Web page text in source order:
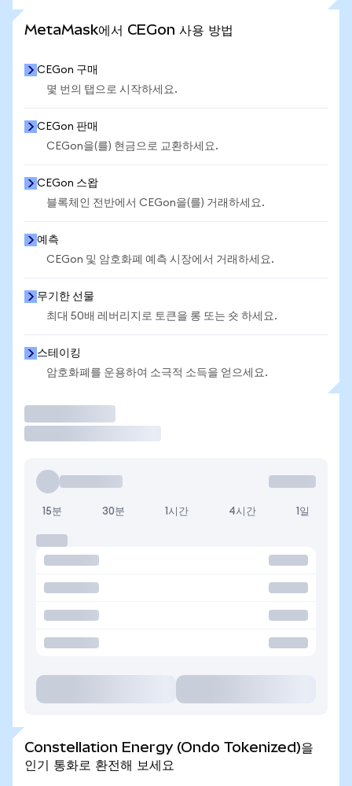
MetaMask에서 CEGon 사용 방법
CEGon 구매
몇 번의 탭으로 시작하세요.
CEGon 판매
CEGon을(를) 현금으로 교환하세요.
CEGon 스왑
블록체인 전반에서 CEGon을(를) 거래하세요.
예측
CEGon 및 암호화폐 예측 시장에서 거래하세요.
무기한 선물
최대 50배 레버리지로 토큰을 롱 또는 숏 하세요.
스테이킹
암호화폐를 운용하여 소극적 소득을 얻으세요.
15분 30분 1시간 4시간 1일
Constellation Energy (Ondo Tokenized)을
인기 통화로 환전해 보세요